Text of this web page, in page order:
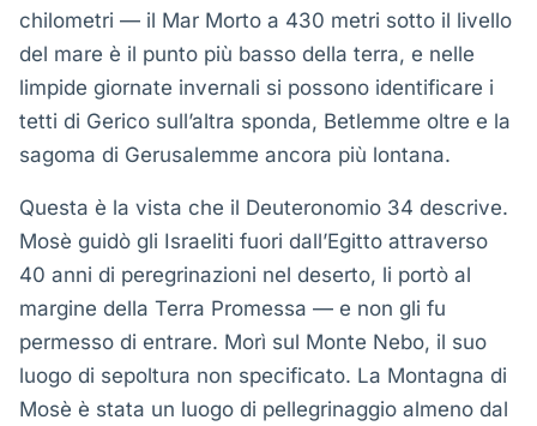
chilometri — il Mar Morto a 430 metri sotto il livello
del mare è il punto più basso della terra, e nelle
limpide giornate invernali si possono identificare i
tetti di Gerico sull’altra sponda, Betlemme oltre e la
sagoma di Gerusalemme ancora più lontana.
Questa è la vista che il Deuteronomio 34 descrive.
Mosè guidò gli Israeliti fuori dall’Egitto attraverso
40 anni di peregrinazioni nel deserto, li portò al
margine della Terra Promessa — e non gli fu
permesso di entrare. Morì sul Monte Nebo, il suo
luogo di sepoltura non specificato. La Montagna di
Mosè è stata un luogo di pellegrinaggio almeno dal